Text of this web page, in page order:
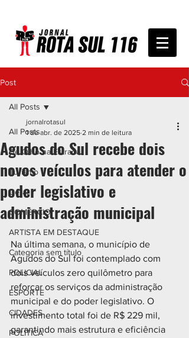
Post
All Posts
De Olho na Estrada
Turismo
Geral
COMÉRCIO
ARTISTA EM DESTAQUE
Categoria sem título
POLICIAL
ESPORTE
CIDADES
POLÍTICA
All Posts
Agudos do Sul recebe dois
novos veículos para atender o
poder legislativo e
administração municipal
jornalrotasul
1 de abr. de 2025 2 min de leitura
Na última semana, o município de
Agudos do Sul foi contemplado com
dois veículos zero quilômetro para
reforçar os serviços da administração
municipal e do poder legislativo. O
investimento total foi de R$ 229 mil,
garantindo mais estrutura e eficiência